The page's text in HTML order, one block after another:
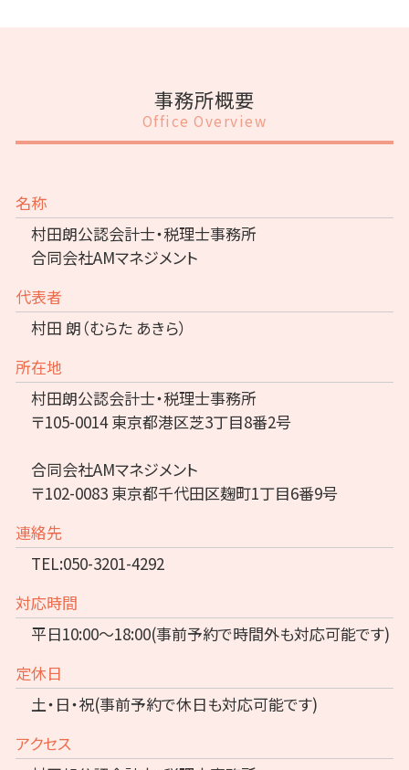
事務所概要
Office Overview
名称
村田朗公認会計士・税理士事務所
合同会社AMマネジメント
代表者
村田 朗（むらた あきら）
所在地
村田朗公認会計士・税理士事務所
〒105-0014 東京都港区芝3丁目8番2号
合同会社AMマネジメント
〒102-0083 東京都千代田区麹町1丁目6番9号
連絡先
TEL:050-3201-4292
対応時間
平日10:00～18:00(事前予約で時間外も対応可能です)
定休日
土・日・祝(事前予約で休日も対応可能です)
アクセス